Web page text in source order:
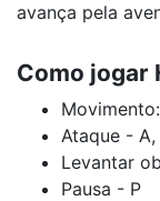
avança pela
Como jogar
Ataque - A,
Levantar
Pausa - P